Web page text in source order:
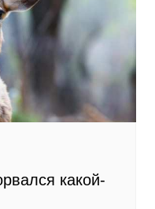
какой-